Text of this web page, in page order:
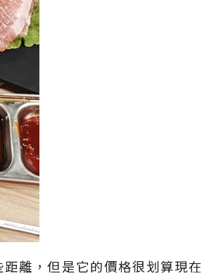
距離，但是它的價格很划算現在